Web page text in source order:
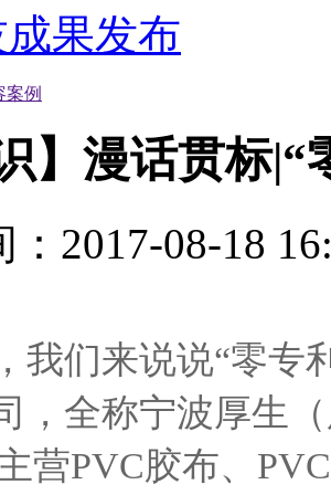
果发布
案例
】漫话贯标
：2017-08-18
我们来说说“零专
，全称宁波厚生
营PVC胶布、